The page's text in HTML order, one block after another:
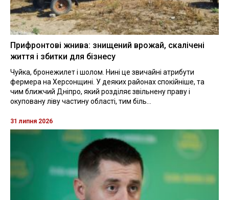
Прифронтові жнива: знищений врожай, скалічені
життя і збитки для бізнесу
Чуйка, бронежилет і шолом. Нині це звичайні атрибути
фермера на Херсонщині. У деяких районах спокійніше, та
чим ближчий Дніпро, який розділяє звільнену праву і
окуповану ліву частину області, тим біль...
31 липня 2026